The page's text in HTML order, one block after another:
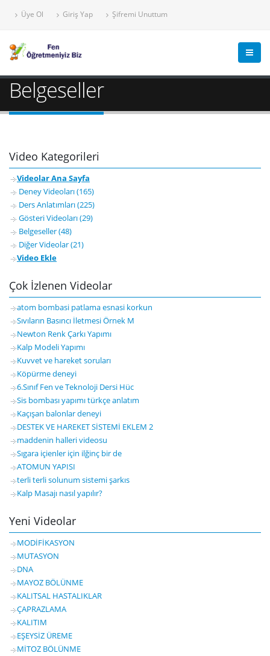
Üye Ol Giriş Yap Şifremi Unuttum
Belgeseller
Video Kategorileri
Videolar Ana Sayfa
Deney Videoları (165)
Ders Anlatımları (225)
Gösteri Videoları (29)
Belgeseller (48)
Diğer Videolar (21)
Video Ekle
Çok İzlenen Videolar
atom bombasi patlama esnasi korkun
Sıvıların Basıncı İletmesi Örnek M
Newton Renk Çarkı Yapımı
Kalp Modeli Yapımı
Kuvvet ve hareket soruları
Köpürme deneyi
6.Sınıf Fen ve Teknoloji Dersi Hüc
Sis bombası yapımı türkçe anlatım
Kaçışan balonlar deneyi
DESTEK VE HAREKET SİSTEMİ EKLEM 2
maddenin halleri videosu
Sıgara içienler için ilğinç bir de
ATOMUN YAPISI
terli terli solunum sistemi şarkıs
Kalp Masajı nasıl yapılır?
Yeni Videolar
MODİFİKASYON
MUTASYON
DNA
MAYOZ BÖLÜNME
KALITSAL HASTALIKLAR
ÇAPRAZLAMA
KALITIM
EŞEYSİZ ÜREME
MİTOZ BÖLÜNME